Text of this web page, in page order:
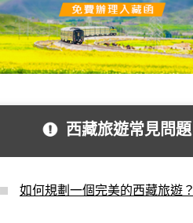
西藏旅遊常見問題
如何規劃一個完美的西藏旅遊？